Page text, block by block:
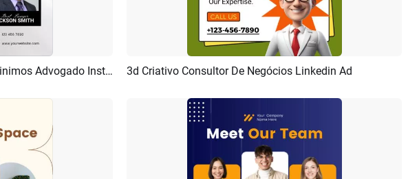
Criar IA Serviços Notários De Negócios Minimos Advogado Instagram Linkedin Promo Anúncio Post Pré-visualizar Personalizar
3d Criativo Consultor De Negócios Linkedin Ad